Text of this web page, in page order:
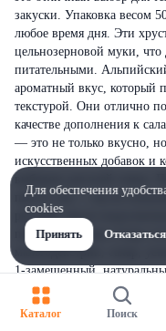
закуски. Упаковка весом
любое время дня. Эти
цельнозерновой муки,
питательными.
ароматный вкус, который
текстурой. Они отлично
качестве дополнения к
— это не только вкусно,
искусственных добавок и
просто так — вы не
рисовая, масло
пищевая добавка «Сыр»
мальтодекстрин, сахар,
1-замещенный,
Каталог Поиск
Для обеспечения
cookies
Принять
Отказаться